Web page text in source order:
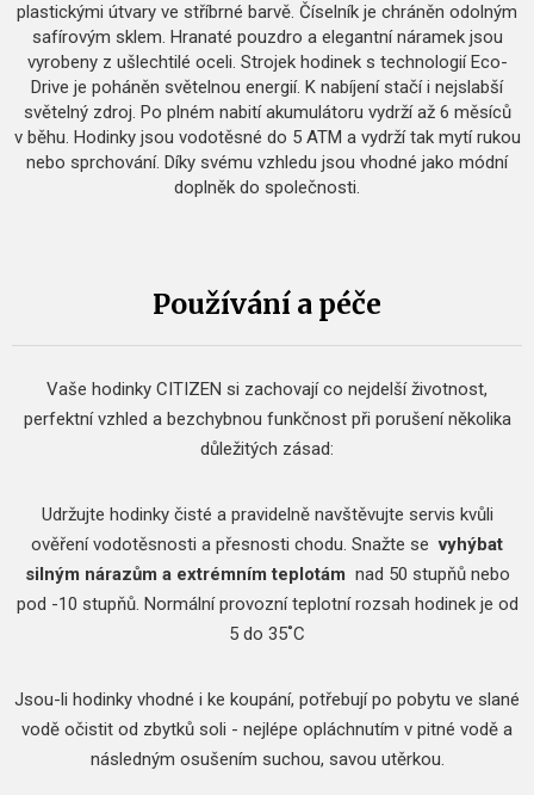
plastickými útvary ve stříbrné barvě. Číselník je chráněn odolným
safírovým sklem. Hranaté pouzdro a elegantní náramek jsou
vyrobeny z ušlechtilé oceli. Strojek hodinek s technologií Eco-
Drive je poháněn světelnou energií. K nabíjení stačí i nejslabší
světelný zdroj. Po plném nabití akumulátoru vydrží až 6 měsíců
v běhu. Hodinky jsou vodotěsné do 5 ATM a vydrží tak mytí rukou
nebo sprchování. Díky svému vzhledu jsou vhodné jako módní
doplněk do společnosti.
Používání a péče
Vaše hodinky CITIZEN si zachovají co nejdelší životnost,
perfektní vzhled a bezchybnou funkčnost při porušení několika
důležitých zásad:
Udržujte hodinky čisté a pravidelně navštěvujte servis kvůli
ověření vodotěsnosti a přesnosti chodu. Snažte sevyhýbat
silným nárazům a extrémním teplotám nad 50 stupňů nebo
pod -10 stupňů. Normální provozní teplotní rozsah hodinek je od
5 do 35˚C
Jsou-li hodinky vhodné i ke koupání, potřebují po pobytu ve slané
vodě očistit od zbytků soli - nejlépe opláchnutím v pitné vodě a
následným osušením suchou, savou utěrkou.